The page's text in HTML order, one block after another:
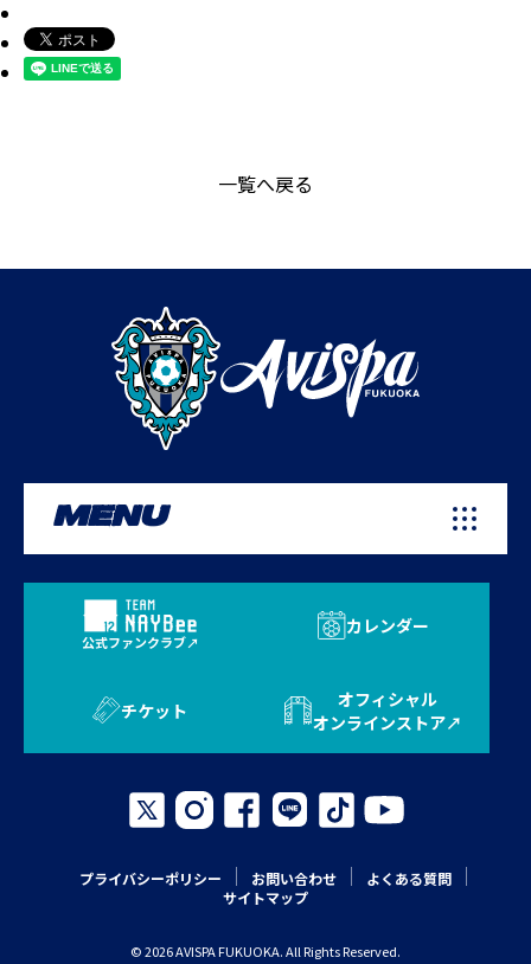
一覧へ戻る
MENU
公式ファンクラブ
カレンダー
チケット
オフィシャル
オンラインストア
プライバシーポリシー お問い合わせ
よくある質問
サイトマップ
© 2026 AVISPA FUKUOKA. All Rights Reserved.